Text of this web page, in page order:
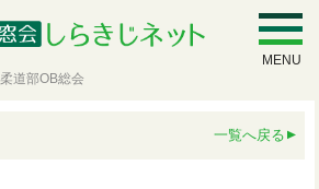
MENU
柔道部OB総会
一覧へ戻る